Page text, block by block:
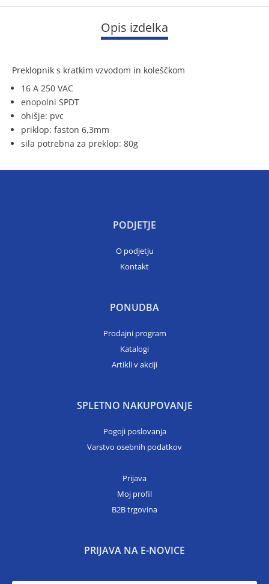
Opis izdelka
Preklopnik s kratkim vzvodom in koleščkom
16 A 250 VAC
enopolni SPDT
ohišje: pvc
priklop: faston 6,3mm
sila potrebna za preklop: 80g
PODJETJE
O podjetju
Kontakt
PONUDBA
Prodajni program
Katalogi
Artikli v akciji
SPLETNO NAKUPOVANJE
Pogoji poslovanja
Varstvo osebnih podatkov
Prijava
Moj profil
B2B trgovina
PRIJAVA NA E-NOVICE